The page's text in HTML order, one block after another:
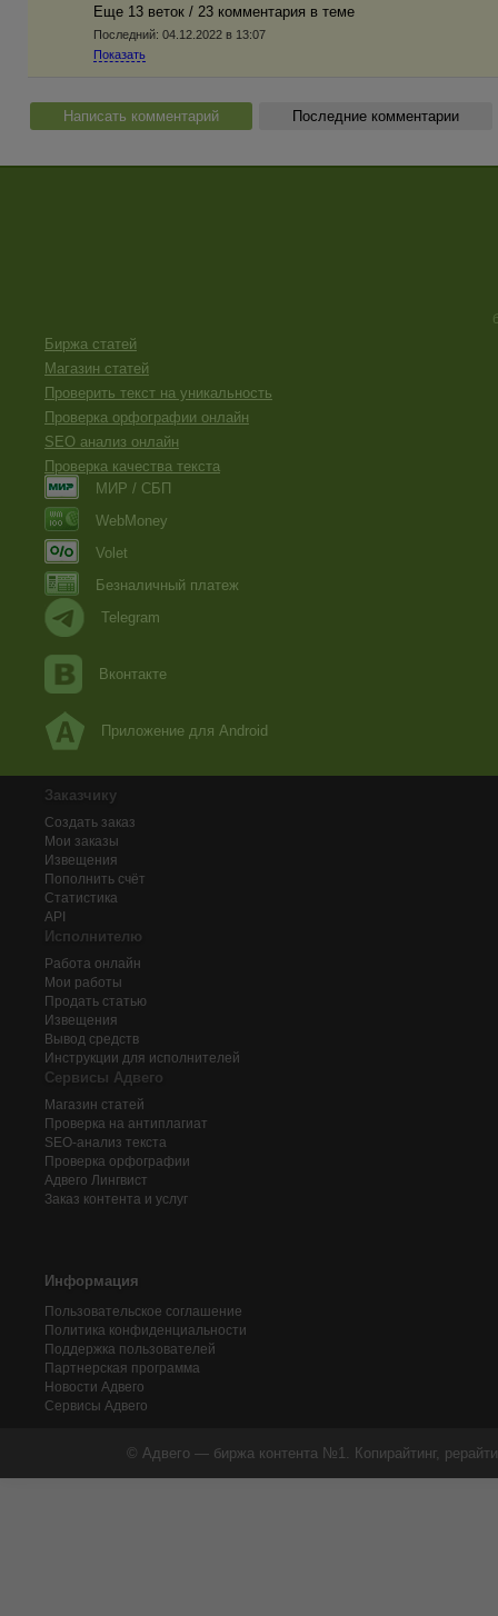
Еще 13 веток / 23 комментария в темe
Последний: 04.12.2022 в 13:07
Показать
Написать комментарий Последние комментарии
Биржа статей
Магазин статей
Проверить текст на уникальность
Проверка орфографии онлайн
SEO анализ онлайн
Проверка качества текста
МИР / СБП
WebMoney
Volet
Безналичный платеж
Telegram
Вконтакте
Приложение для Android
Заказчику
Создать заказ
Мои заказы
Извещения
Пополнить счёт
Статистика
API
Исполнителю
Работа онлайн
Мои работы
Продать статью
Извещения
Вывод средств
Инструкции для исполнителей
Сервисы Адвего
Магазин статей
Проверка на антиплагиат
SEO-анализ текста
Проверка орфографии
Адвего Лингвист
Заказ контента и услуг
Информация
Пользовательское соглашение
Политика конфиденциальности
Поддержка пользователей
Партнерская программа
Новости Адвего
Сервисы Адвего
© Адвего — биржа контента №1. Копирайтинг,